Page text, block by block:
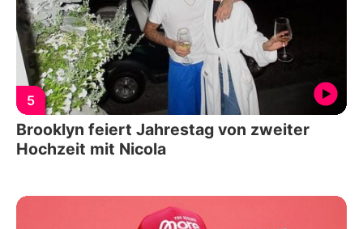
5
Brooklyn feiert Jahrestag von zweiter
Hochzeit mit Nicola